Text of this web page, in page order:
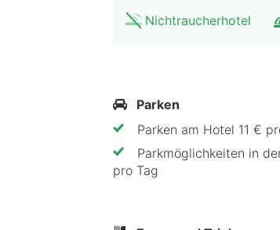
Nichtraucherhotel
Parken
Parken am Hotel 11 €
pro Tag